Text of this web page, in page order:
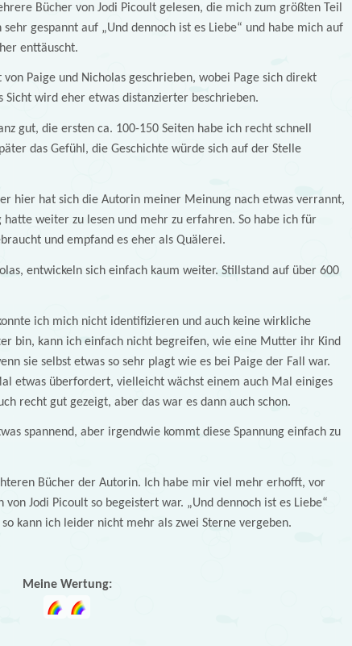
Bücher von Jodi Picoult gelesen, die mich zum größten Teil
gespannt auf „Und dennoch ist es Liebe“ und habe mich auf
enttäuscht.
Paige und Nicholas geschrieben, wobei Page sich direkt
wird eher etwas distanzierter beschrieben.
gut, die ersten ca. 100-150 Seiten habe ich recht schnell
das Gefühl, die Geschichte würde sich auf der Stelle
hier hat sich die Autorin meiner Meinung nach etwas verrannt,
weiter zu lesen und mehr zu erfahren. So habe ich für
und empfand es eher als Quälerei.
entwickeln sich einfach kaum weiter. Stillstand auf über 600
ich mich nicht identifizieren und auch keine wirkliche
bin, kann ich einfach nicht begreifen, wie eine Mutter ihr Kind
sie selbst etwas so sehr plagt wie es bei Paige der Fall war.
etwas überfordert, vielleicht wächst einem auch Mal einiges
recht gut gezeigt, aber das war es dann auch schon.
spannend, aber irgendwie kommt diese Spannung einfach zu
Bücher der Autorin. Ich habe mir viel mehr erhofft, vor
Jodi Picoult so begeistert war. „Und dennoch ist es Liebe“
kann ich leider nicht mehr als zwei Sterne vergeben.
Meine Wertung: